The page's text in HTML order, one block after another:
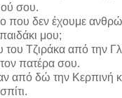
σου.
που δεν έχουμε
μου;
του Τζιράκα από την
πατέρα σου.
από δώ την Κερπινή